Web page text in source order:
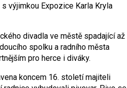
výjimkou Expozice Karla Kryla
divadla ve městě spadající až
spolku a radního města
pro herce i diváky.
koncem 16. století majiteli